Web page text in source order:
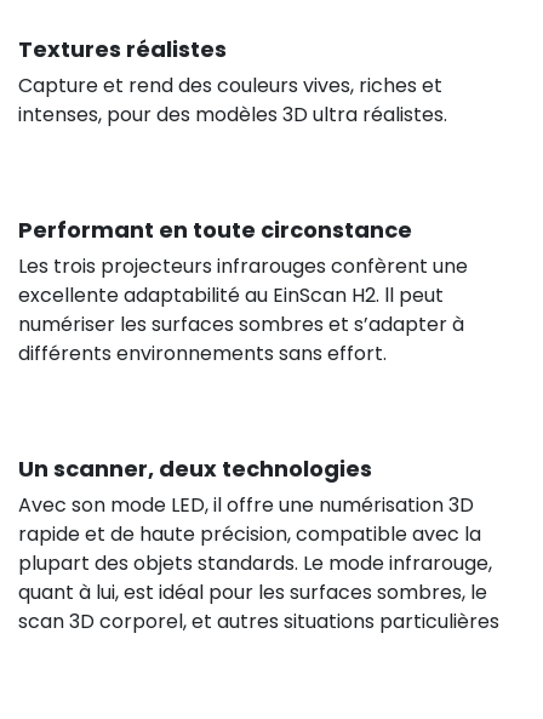
Textures réalistes
Capture et rend des couleurs vives, riches et
intenses, pour des modèles 3D ultra réalistes.
Performant en toute circonstance
Les trois projecteurs infrarouges confèrent une
excellente adaptabilité au EinScan H2. ll peut
numériser les surfaces sombres et s’adapter à
différents environnements sans effort.
Un scanner, deux technologies
Avec son mode LED, il offre une numérisation 3D
rapide et de haute précision, compatible avec la
plupart des objets standards. Le mode infrarouge,
quant à lui, est idéal pour les surfaces sombres, le
scan 3D corporel, et autres situations particulières